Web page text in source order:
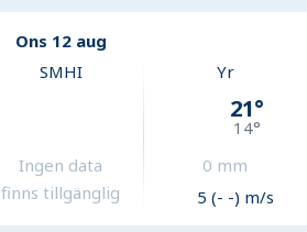
Ons 12 aug
SMHI
Ingen data
finns tillgänglig
Yr
21°
14°
0 mm
5 (- -) m/s